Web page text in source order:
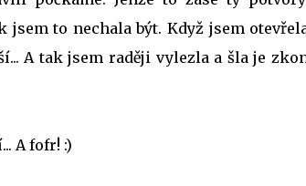
to nechala být. Když jsem
A tak jsem raději vylezla a šla je
A fofr! :)